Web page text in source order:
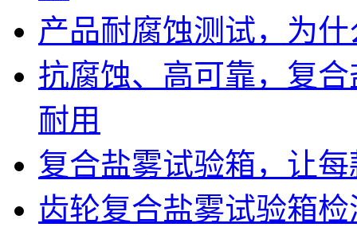
产品耐腐蚀测试，为
抗腐蚀、高可靠，复
耐用
复合盐雾试验箱，让
齿轮复合盐雾试验箱